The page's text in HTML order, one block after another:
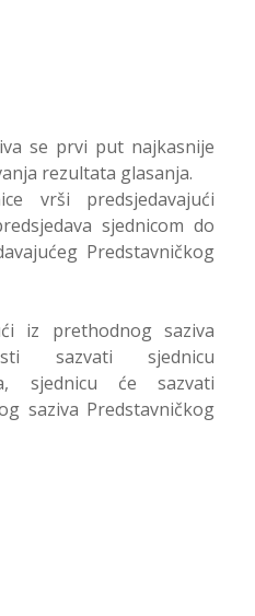
se prvi put najkasnije
rezultata glasanja.
vrši predsjedavajući
sjednicom do
Predstavničkog
iz prethodnog saziva
sazvati sjednicu
sjednicu će sazvati
saziva Predstavničkog